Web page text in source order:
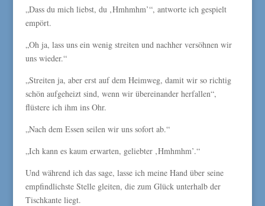
„Dass du mich liebst, du ‚Hmhmhm’“, antworte ich gespielt
empört.
„Oh ja, lass uns ein wenig streiten und nachher versöhnen wir
uns wieder.“
„Streiten ja, aber erst auf dem Heimweg, damit wir so richtig
schön aufgeheizt sind, wenn wir übereinander herfallen“,
flüstere ich ihm ins Ohr.
„Nach dem Essen seilen wir uns sofort ab.“
„Ich kann es kaum erwarten, geliebter ‚Hmhmhm’.“
Und während ich das sage, lasse ich meine Hand über seine
empfindlichste Stelle gleiten, die zum Glück unterhalb der
Tischkante liegt.